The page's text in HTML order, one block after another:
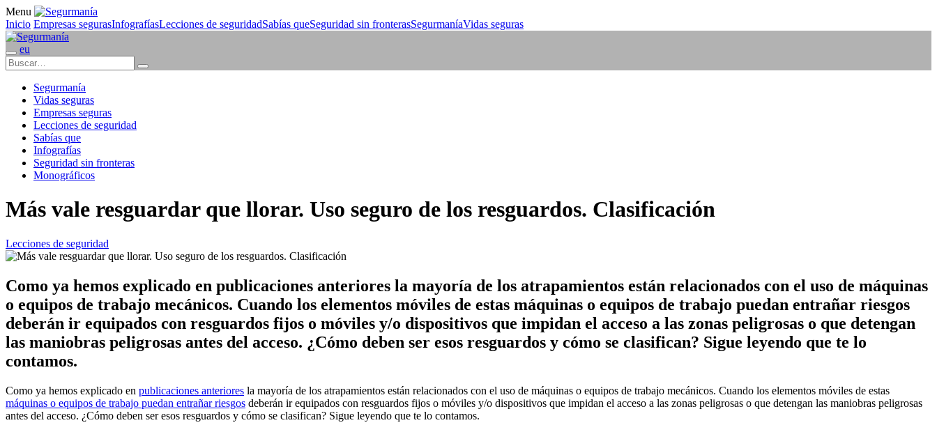
Menu
Inicio Empresas segurasInfografíasLecciones de seguridadSabías queSeguridad sin fronterasSegurmaníaVidas seguras
eu
Segurmanía
Vidas seguras
Empresas seguras
Lecciones de seguridad
Sabías que
Infografías
Seguridad sin fronteras
Monográficos
Más vale resguardar que llorar. Uso seguro de los resguardos. Clasificación
Lecciones de seguridad
Como ya hemos explicado en publicaciones anteriores la mayoría de los atrapamientos están relacionados con el uso de máquinas
o equipos de trabajo mecánicos. Cuando los elementos móviles de estas máquinas o equipos de trabajo puedan entrañar riesgos
deberán ir equipados con resguardos fijos o móviles y/o dispositivos que impidan el acceso a las zonas peligrosas o que detengan
las maniobras peligrosas antes del acceso. ¿Cómo deben ser esos resguardos y cómo se clasifican? Sigue leyendo que te lo
contamos.
Como ya hemos explicado en publicaciones anteriores la mayoría de los atrapamientos están relacionados con el uso de máquinas o equipos de trabajo mecánicos. Cuando los elementos móviles de estas
máquinas o equipos de trabajo puedan entrañar riesgos deberán ir equipados con resguardos fijos o móviles y/o dispositivos que impidan el acceso a las zonas peligrosas o que detengan las maniobras peligrosas
antes del acceso. ¿Cómo deben ser esos resguardos y cómo se clasifican? Sigue leyendo que te lo contamos.